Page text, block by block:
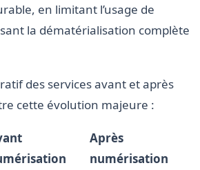
en limitant l’usage de
la dématérialisation complète
des services avant et après
cette évolution majeure :
Après
numérisation